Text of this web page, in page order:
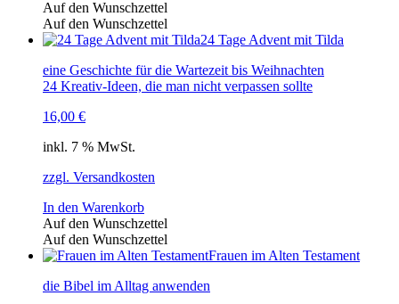
Auf den Wunschzettel
Auf den Wunschzettel
24 Tage Advent mit Tilda
eine Geschichte für die Wartezeit bis Weihnachten
24 Kreativ-Ideen, die man nicht verpassen sollte
16,00 €
inkl. 7 % MwSt.
zzgl. Versandkosten
In den Warenkorb
Auf den Wunschzettel
Auf den Wunschzettel
Frauen im Alten Testament
die Bibel im Alltag anwenden